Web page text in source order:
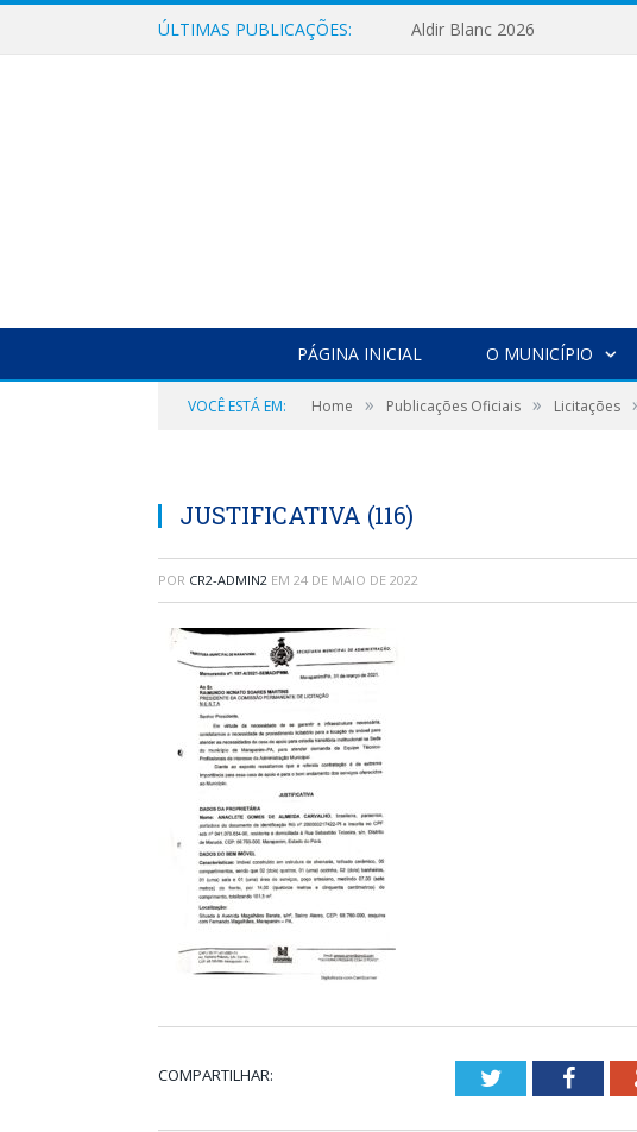
ÚLTIMAS PUBLICAÇÕES: Aldir Blanc 2026
PÁGINA INICIAL O MUNICÍPIO
VOCÊ ESTÁ EM: Home » Publicações Oficiais » Licitações
JUSTIFICATIVA (116)
POR CR2-ADMIN2 EM 24 DE MAIO DE 2022
COMPARTILHAR: Twitter